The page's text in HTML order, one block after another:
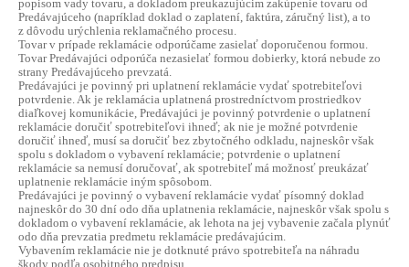
popisom vady tovaru, a dokladom preukazujúcim zakúpenie tovaru od
Predávajúceho (napríklad doklad o zaplatení, faktúra, záručný list), a to
z dôvodu urýchlenia reklamačného procesu.
Tovar v prípade reklamácie odporúčame zasielať doporučenou formou.
Tovar Predávajúci odporúča nezasielať formou dobierky, ktorá nebude zo
strany Predávajúceho prevzatá.
Predávajúci je povinný pri uplatnení reklamácie vydať spotrebiteľovi
potvrdenie. Ak je reklamácia uplatnená prostredníctvom prostriedkov
diaľkovej komunikácie, Predávajúci je povinný potvrdenie o uplatnení
reklamácie doručiť spotrebiteľovi ihneď; ak nie je možné potvrdenie
doručiť ihneď, musí sa doručiť bez zbytočného odkladu, najneskôr však
spolu s dokladom o vybavení reklamácie; potvrdenie o uplatnení
reklamácie sa nemusí doručovať, ak spotrebiteľ má možnosť preukázať
uplatnenie reklamácie iným spôsobom.
Predávajúci je povinný o vybavení reklamácie vydať písomný doklad
najneskôr do 30 dní odo dňa uplatnenia reklamácie, najneskôr však spolu s
dokladom o vybavení reklamácie, ak lehota na jej vybavenie začala plynúť
odo dňa prevzatia predmetu reklamácie predávajúcim.
Vybavením reklamácie nie je dotknuté právo spotrebiteľa na náhradu
škody podľa osobitného predpisu.